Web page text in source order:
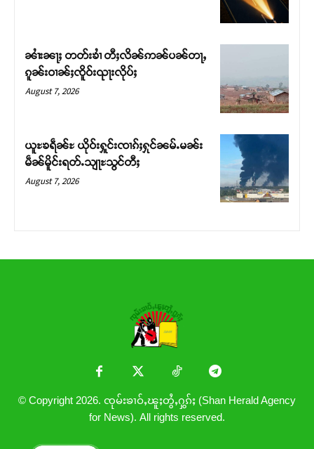
တႃႇႁႂ်ႈသဵင်ၵၢင်ၸႂ်ၵူၼ်းမိူင်း ၵူႈတီႈၵူႈလႅၼ်ပေႃးတေၸွ
တ်ႇ တူဝ်ႈလုမ်ႈၾႃႉၼၼ်ႉ ၶဝ်ႈႁူမ်ႈၵမ်ႉထႅမ် ၸုမ်းၶၢ
ဝ်ႇၽူႈတွႆႇႁွၵ်ႈ လႆႈယူႇၶႃႈဢေႃႈ။
ၼၢႆးၼႃႈ တတ်းၶၢႆ တီႈလိၼ်ဢၼ်ပၼ်တႃႇ
ၵူၼ်းဝၢၼ်ႈၸိူဝ်းၺႃးလိုပ်ႈ
August 7, 2026
ယူႊၶရဵၼ်ႊ ယိုဝ်းႁူင်းၸၢၵ်ႈႁုင်ၼမ်ႉမၼ်း
မဵၼ်မိူင်းရတ်ႉသျႃႊသွင်တီႈ
August 7, 2026
© Copyright 2026. ၸုမ်းၶၢဝ်ႇၽူႈတွႆႇႁွၵ်ႈ (Shan Herald Agency
for News). All rights reserved.